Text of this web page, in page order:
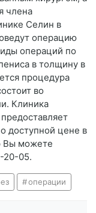
члена
Селин в
операцию
операций по
в толщину в
процедура
во
Клиника
доступной цене в
Вы можете
20-05.
операции